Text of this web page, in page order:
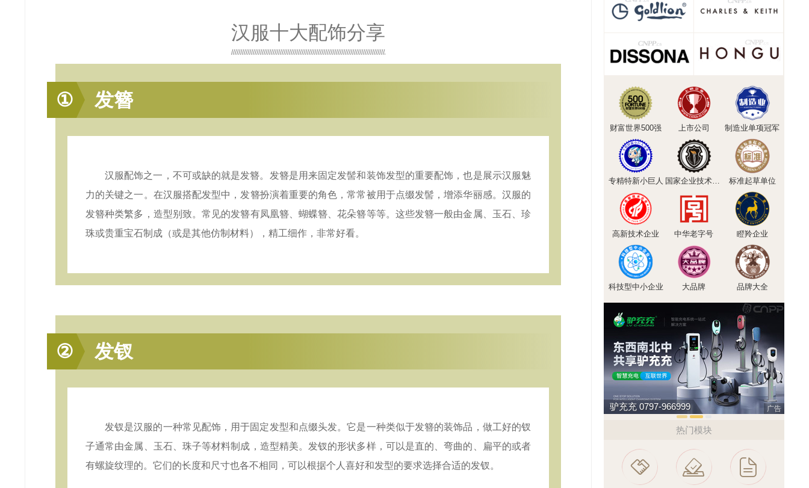
汉服十大配饰分享
① 发簪
汉服配饰之一，不可或缺的就是发簪。发簪是用来固定发髻和装饰发型的重要配饰，也是展示汉服魅
力的关键之一。在汉服搭配发型中，发簪扮演着重要的角色，常常被用于点缀发髻，增添华丽感。汉服的
发簪种类繁多，造型别致。常见的发簪有凤凰簪、蝴蝶簪、花朵簪等等。这些发簪一般由金属、玉石、珍
珠或贵重宝石制成（或是其他仿制材料），精工细作，非常好看。
② 发钗
发钗是汉服的一种常见配饰，用于固定发型和点缀头发。它是一种类似于发簪的装饰品，做工好的钗
子通常由金属、玉石、珠子等材料制成，造型精美。发钗的形状多样，可以是直的、弯曲的、扁平的或者
有螺旋纹理的。它们的长度和尺寸也各不相同，可以根据个人喜好和发型的要求选择合适的发钗。
财富世界500强 上市公司 制造业单项冠军
专精特新小巨人 国家企业技术中心 标准起草单位
高新技术企业 中华老字号 瞪羚企业
科技型中小企业 大品牌 品牌大全
驴充充 0797-966999 广告
热门模块